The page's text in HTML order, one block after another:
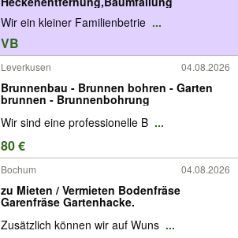
Wir ein kleiner Familienbetrie ...
VB
Leverkusen 04.08.2026
Brunnenbau - Brunnen bohren - Garten
brunnen - Brunnenbohrung
Wir sind eine professionelle B ...
80 €
Bochum 04.08.2026
zu Mieten / Vermieten Bodenfräse
Garenfräse Gartenhacke.
Zusätzlich können wir auf Wuns ...